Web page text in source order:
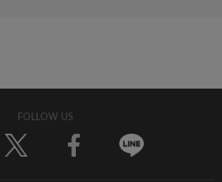
FOLLOW US